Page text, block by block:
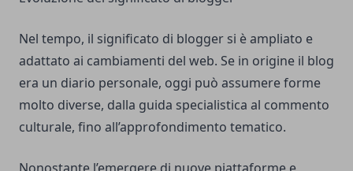
Nel tempo, il significato di blogger si è ampliato e
adattato ai cambiamenti del web. Se in origine il blog
era un diario personale, oggi può assumere forme
molto diverse, dalla guida specialistica al commento
culturale, fino all’approfondimento tematico.
Nonostante l’emergere di nuove piattaforme e